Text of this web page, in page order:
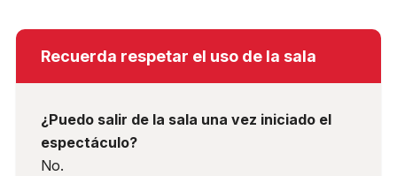
Recuerda respetar el uso de la sala
¿Puedo salir de la sala una vez iniciado el
espectáculo?
No.